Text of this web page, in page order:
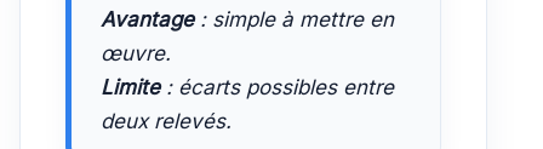
Avantage: simple à mettre en
œuvre.
Limite: écarts possibles entre
deux relevés.